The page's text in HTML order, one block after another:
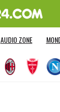
AUDIO ZONE